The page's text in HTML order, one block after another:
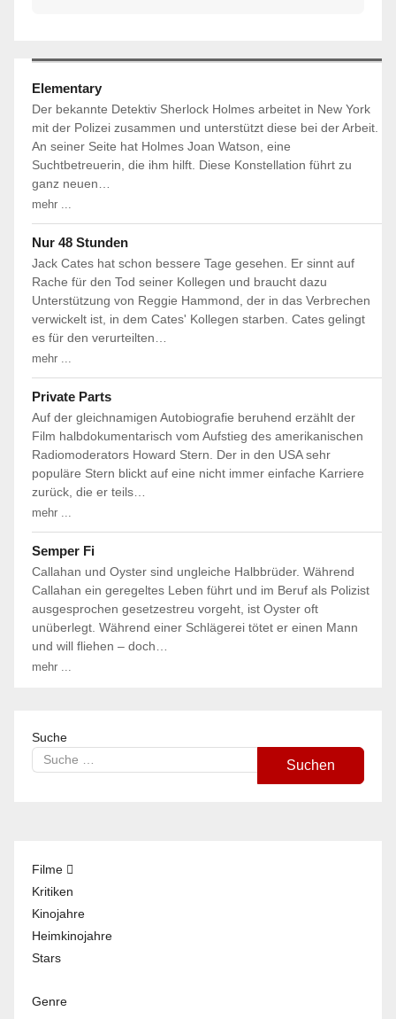
Elementary
Der bekannte Detektiv Sherlock Holmes arbeitet in New York
mit der Polizei zusammen und unterstützt diese bei der Arbeit.
An seiner Seite hat Holmes Joan Watson, eine
Suchtbetreuerin, die ihm hilft. Diese Konstellation führt zu
ganz neuen…
mehr ...
Nur 48 Stunden
Jack Cates hat schon bessere Tage gesehen. Er sinnt auf
Rache für den Tod seiner Kollegen und braucht dazu
Unterstützung von Reggie Hammond, der in das Verbrechen
verwickelt ist, in dem Cates' Kollegen starben. Cates gelingt
es für den verurteilten…
mehr ...
Private Parts
Auf der gleichnamigen Autobiografie beruhend erzählt der
Film halbdokumentarisch vom Aufstieg des amerikanischen
Radiomoderators Howard Stern. Der in den USA sehr
populäre Stern blickt auf eine nicht immer einfache Karriere
zurück, die er teils…
mehr ...
Semper Fi
Callahan und Oyster sind ungleiche Halbbrüder. Während
Callahan ein geregeltes Leben führt und im Beruf als Polizist
ausgesprochen gesetzestreu vorgeht, ist Oyster oft
unüberlegt. Während einer Schlägerei tötet er einen Mann
und will fliehen – doch…
mehr ...
Suche
Suchen
Filme
Kritiken
Kinojahre
Heimkinojahre
Stars
Genre